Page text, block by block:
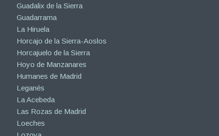
Guadalix de la Sierra
Guadarrama
La Hiruela
Horcajo de la Sierra-Aoslos
Horcajuelo de la Sierra
Hoyo de Manzanares
Humanes de Madrid
Leganés
La Acebeda
Las Rozas de Madrid
Loeches